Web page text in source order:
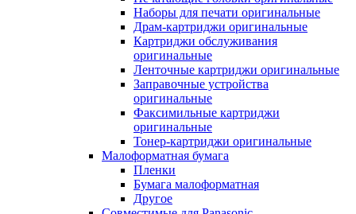
Наборы для печати оригинальные
Драм-картриджи оригинальные
Картриджи обслуживания
оригинальные
Ленточные картриджи оригинальные
Заправочные устройства
оригинальные
Факсимильные картриджи
оригинальные
Тонер-картриджи оригинальные
Малоформатная бумага
Пленки
Бумага малоформатная
Другое